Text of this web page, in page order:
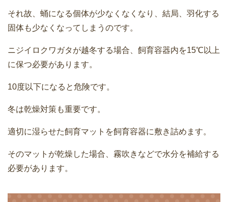
それ故、蛹になる個体が少なくなくなり、結局、羽化する
固体も少なくなってしまうのです。
ニジイロクワガタが越冬する場合、飼育容器内を15℃以上
に保つ必要があります。
10度以下になると危険です。
冬は乾燥対策も重要です。
適切に湿らせた飼育マットを飼育容器に敷き詰めます。
そのマットが乾燥した場合、霧吹きなどで水分を補給する
必要があります。